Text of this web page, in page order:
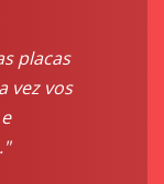
placas
vez vos